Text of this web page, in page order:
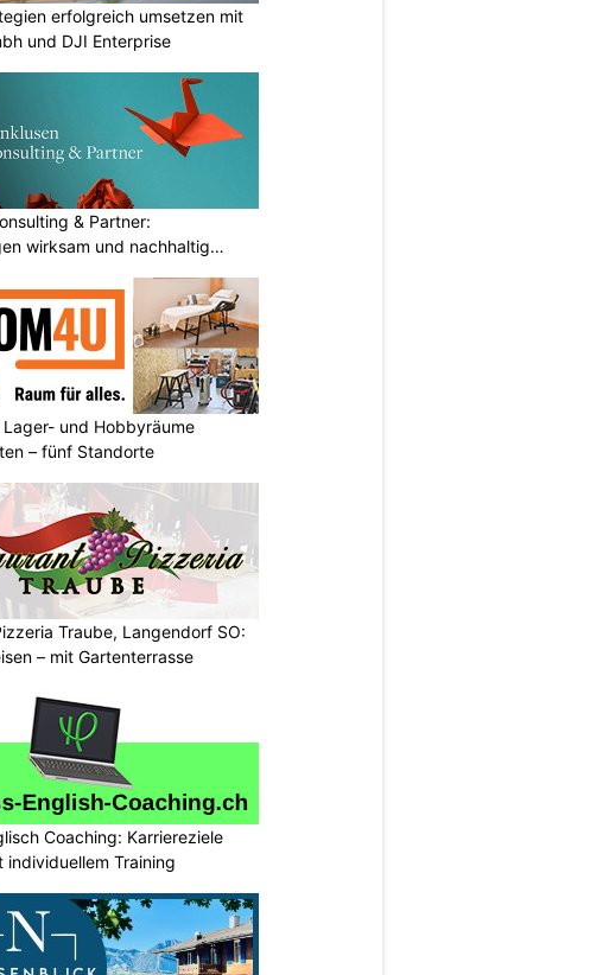
erfolgreich umsetzen mit
und DJI Enterprise
& Partner:
wirksam und nachhaltig
Lager- und Hobbyräume
– fünf Standorte
Traube, Langendorf SO:
– mit Gartenterrasse
Coaching: Karriereziele
individuellem Training